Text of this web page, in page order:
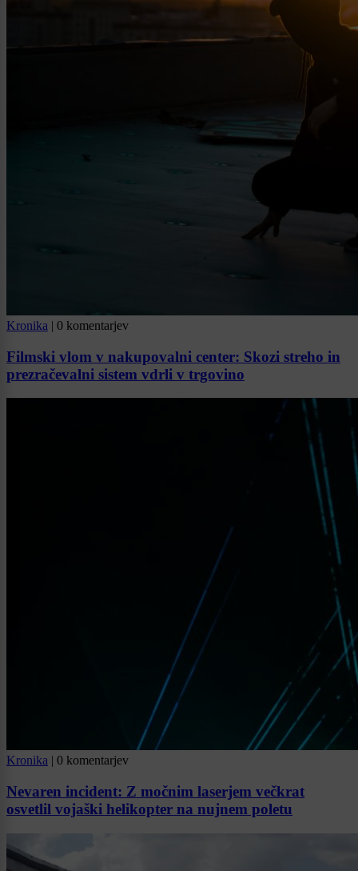
Kronika | 0 komentarjev
Filmski vlom v nakupovalni center: Skozi streho in
prezračevalni sistem vdrli v trgovino
Kronika | 0 komentarjev
Nevaren incident: Z močnim laserjem večkrat
osvetlil vojaški helikopter na nujnem poletu